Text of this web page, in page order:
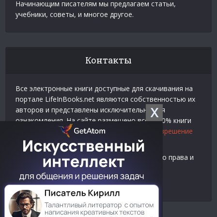
X
Начинающим писателям мы предлагаем статьи,
учебники, советы, и многое другое.
Контакты
Все электронные книги доступные для скачивания на
портале LifeInBooks.net являются собственностью их
авторов и представлены исключительно для
ознакомления. На сайте размещено всего 20% книги
взятой у нашего партнера Официальное разрешение
на использование материалов Litres.
Контакты для связи по вопросам авторского права и
рекламы:
E-mail:admin@lifeinbooks.net